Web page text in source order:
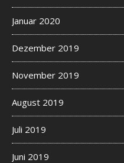
Januar 2020
Dezember 2019
November 2019
August 2019
Juli 2019
Juni 2019